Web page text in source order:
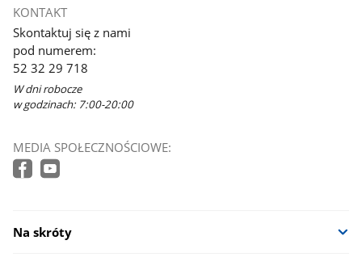
KONTAKT
Skontaktuj się z nami
pod numerem:
52 32 29 718
W dni robocze
w godzinach: 7:00-20:00
MEDIA SPOŁECZNOŚCIOWE:
Na skróty